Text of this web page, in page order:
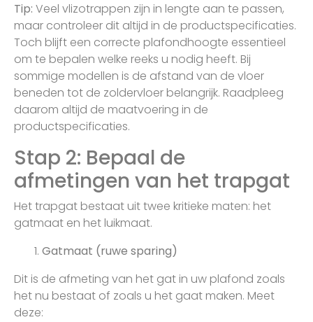
Tip: Veel vlizotrappen zijn in lengte aan te passen,
maar controleer dit altijd in de productspecificaties.
Toch blijft een correcte plafondhoogte essentieel
om te bepalen welke reeks u nodig heeft. Bij
sommige modellen is de afstand van de vloer
beneden tot de zoldervloer belangrijk. Raadpleeg
daarom altijd de maatvoering in de
productspecificaties.
Stap 2: Bepaal de
afmetingen van het trapgat
Het trapgat bestaat uit twee kritieke maten: het
gatmaat en het luikmaat.
Gatmaat (ruwe sparing)
Dit is de afmeting van het gat in uw plafond zoals
het nu bestaat of zoals u het gaat maken. Meet
deze: